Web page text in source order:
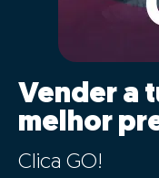
Vender a
melhor
Clica GO!